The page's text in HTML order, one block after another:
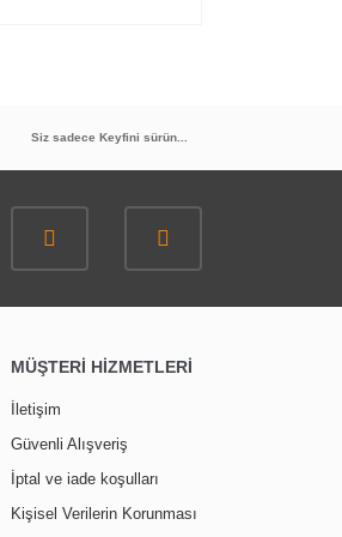
Siz sadece Keyfini sürün...
MÜŞTERİ HİZMETLERİ
İletişim
Güvenli Alışveriş
İptal ve iade koşulları
Kişisel Verilerin Korunması